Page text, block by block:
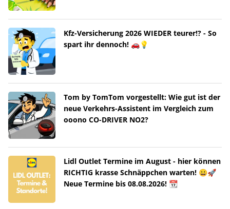
Kfz-Versicherung 2026 WIEDER teurer!? - So
spart ihr dennoch! 🚗💡
Tom by TomTom vorgestellt: Wie gut ist der
neue Verkehrs-Assistent im Vergleich zum
ooono CO-DRIVER NO2?
Lidl Outlet Termine im August - hier können
RICHTIG krasse Schnäppchen warten! 😀🚀
Neue Termine bis 08.08.2026! 📆